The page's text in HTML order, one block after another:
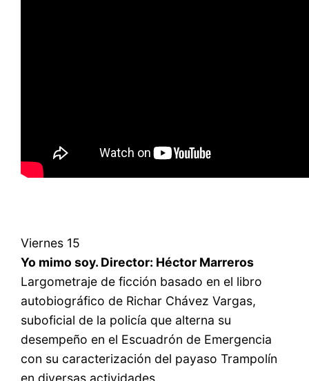
Viernes 15
Yo mimo soy. Director: Héctor Marreros
Largometraje de ficción basado en el libro
autobiográfico de Richar Chávez Vargas,
suboficial de la policía que alterna su
desempeño en el Escuadrón de Emergencia
con su caracterización del payaso Trampolín
en diversas actividades.